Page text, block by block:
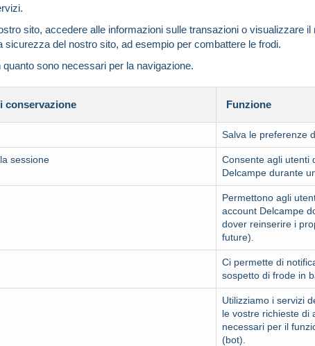
sito, accedere alle informazioni sulle transazioni o visualizzare
del nostro sito, ad esempio per combattere le frodi.
sono necessari per la navigazione.
conservazione Funzione
Salva le preferenze
sessione
Consente agli utenti
Delcampe durante
Permettono agli
account Delcampe
dover reinserire i
future).
Ci permette di
sospetto di frode in
Utilizziamo i servizi
le vostre richieste di
necessari per il
(bot).